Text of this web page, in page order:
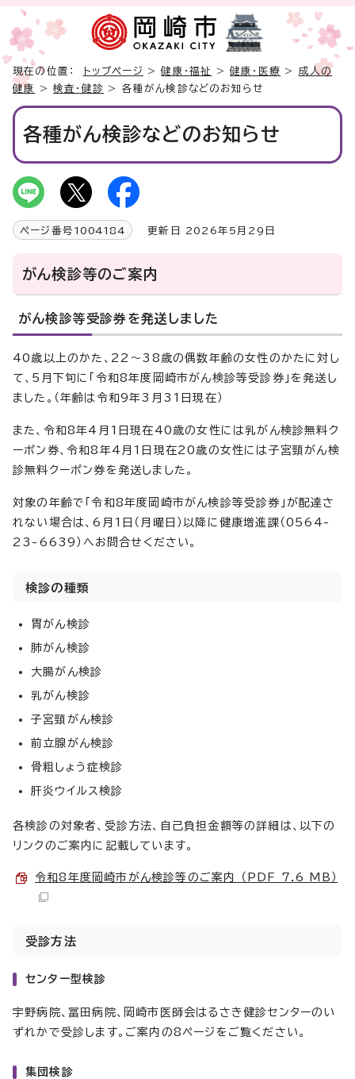
現在の位置： トップページ >健康・福祉 >健康・医療 > 成人の
健康
>検査・健診 > 各種がん検診などのお知らせ
各種がん検診などのお知らせ
ページ番号 1004184 更新日 2026年5月29日
がん検診等のご案内
がん検診等受診券を発送しました
40歳以上のかた、22～38歳の偶数年齢の女性のかたに対し
て、5月下旬に「令和8年度岡崎市がん検診等受診券」を発送し
ました。（年齢は令和9年3月31日現在）
また、令和8年4月1日現在40歳の女性には乳がん検診無料ク
ーポン券、令和8年4月1日現在20歳の女性には子宮頸がん検
診無料クーポン券を発送しました。
対象の年齢で「令和8年度岡崎市がん検診等受診券」が配達さ
れない場合は、6月1日（月曜日）以降に健康増進課（0564-
23-6639）へお問合せください。
検診の種類
胃がん検診
肺がん検診
大腸がん検診
乳がん検診
子宮頸がん検診
前立腺がん検診
骨粗しょう症検診
肝炎ウイルス検診
各検診の対象者、受診方法、自己負担金額等の詳細は、以下の
リンクのご案内に記載しています。
令和8年度岡崎市がん検診等のご案内 （PDF 7.6 MB）
受診方法
センター型検診
宇野病院、冨田病院、岡崎市医師会はるさき健診センターのい
ずれかで受診します。ご案内の8ページをご覧ください。
集団検診